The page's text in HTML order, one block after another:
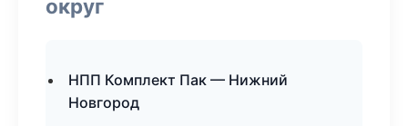
округ
НПП Комплект Пак — Нижний
Новгород